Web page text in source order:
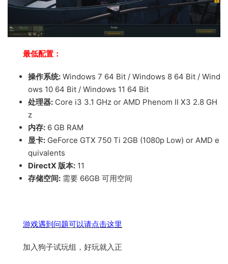
最低配置：
操作系统: Windows 7 64 Bit / Windows 8 64 Bit / Wind
ows 10 64 Bit / Windows 11 64 Bit
处理器: Core i3 3.1 GHz or AMD Phenom II X3 2.8 GH
z
内存: 6 GB RAM
显卡: GeForce GTX 750 Ti 2GB (1080p Low) or AMD e
quivalents
DirectX 版本: 11
存储空间: 需要 66GB 可用空间
游戏遇到问题可以请点击这里
加入狗子试玩组，好玩就入正